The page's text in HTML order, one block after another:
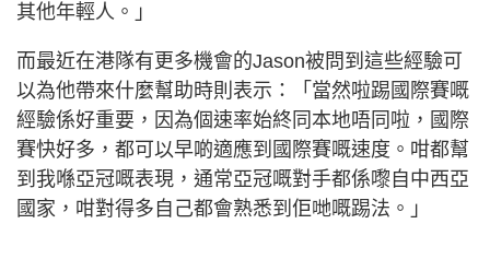
其他年輕人。」
而最近在港隊有更多機會的Jason被問到這些經驗可
以為他帶來什麼幫助時則表示：「當然啦踢國際賽嘅
經驗係好重要，因為個速率始終同本地唔同啦，國際
賽快好多，都可以早啲適應到國際賽嘅速度。咁都幫
到我喺亞冠嘅表現，通常亞冠嘅對手都係嚟自中西亞
國家，咁對得多自己都會熟悉到佢哋嘅踢法。」